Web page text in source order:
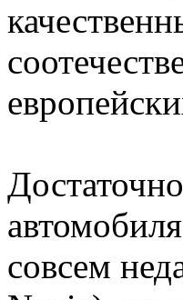
совсем